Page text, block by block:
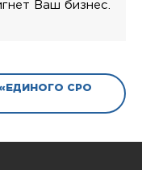
Ваш бизнес.
СРО